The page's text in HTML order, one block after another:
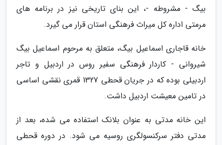
بیگ - مشروطه -، این بنای تاریخی نیز در برنامه های
مرمتی اداره کل میراث فرهنگی استان قرار می گیرد.
خانه قاجاری اسماعیل بیگ، متعلق به مرحوم اسماعیل بیگ
شیروانی - کاردار فرهنگی سفیر روس در اردبیل و تاجر
اردبیلی بوده که در جریان قحطی 1327 قمری نقشی اساسی
در تامین معیشت اردبیل داشت.
این خانه مدتی به عنوان بلانک استفاده می شده، بعد از
مدتی دفتر سرکنسولگری روسیه می شود. در دوره قحطی